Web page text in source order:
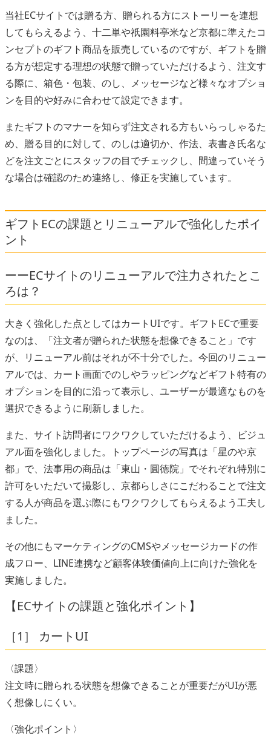
当社ECサイトでは贈る方、贈られる方にストーリーを連想
してもらえるよう、十二単や祇園料亭米など京都に準えたコ
ンセプトのギフト商品を販売しているのですが、ギフトを贈
る方が想定する理想の状態で贈っていただけるよう、注文す
る際に、箱色・包装、のし、メッセージなど様々なオプショ
ンを目的や好みに合わせて設定できます。
またギフトのマナーを知らず注文される方もいらっしゃるた
め、贈る目的に対して、のしは適切か、作法、表書き氏名な
どを注文ごとにスタッフの目でチェックし、間違っていそう
な場合は確認のため連絡し、修正を実施しています。
ギフトECの課題とリニューアルで強化したポイ
ント
ーーECサイトのリニューアルで注力されたとこ
ろは？
大きく強化した点としてはカートUIです。ギフトECで重要
なのは、「注文者が贈られた状態を想像できること」です
が、リニューアル前はそれが不十分でした。今回のリニュー
アルでは、カート画面でのしやラッピングなどギフト特有の
オプションを目的に沿って表示し、ユーザーが最適なものを
選択できるように刷新しました。
また、サイト訪問者にワクワクしていただけるよう、ビジュ
アル面を強化しました。トップページの写真は「星のや京
都」で、法事用の商品は「東山・圓徳院」でそれぞれ特別に
許可をいただいて撮影し、京都らしさにこだわることで注文
する人が商品を選ぶ際にもワクワクしてもらえるよう工夫し
ました。
その他にもマーケティングのCMSやメッセージカードの作
成フロー、LINE連携など顧客体験価値向上に向けた強化を
実施しました。
【ECサイトの課題と強化ポイント】
［1］ カートUI
〈課題〉
注文時に贈られる状態を想像できることが重要だがUIが悪
く想像しにくい。
〈強化ポイント〉